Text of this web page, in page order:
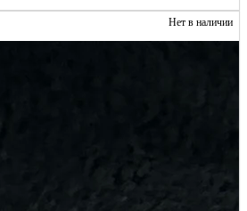
Нет в наличии